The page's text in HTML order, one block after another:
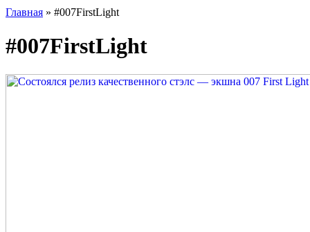
Главная » #007FirstLight
#007FirstLight